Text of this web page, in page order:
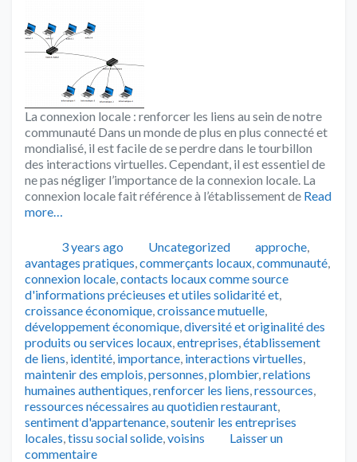
La connexion locale : renforcer les liens au sein de notre
communauté Dans un monde de plus en plus connecté et
mondialisé, il est facile de se perdre dans le tourbillon
des interactions virtuelles. Cependant, il est essentiel de
ne pas négliger l’importance de la connexion locale. La
connexion locale fait référence à l’établissement de Read
more…
Publié3 years ago Catégories
Uncategorized Tags
approche,
avantages pratiques,commerçants locaux,communauté,
connexion locale,contacts locaux comme source
d'informations précieuses et utiles solidarité et,
croissance économique,croissance mutuelle,
développement économique,diversité et originalité des
produits ou services locaux,entreprises,établissement
de liens, identité, importance, interactions virtuelles,
maintenir des emplois,personnes,plombier,relations
humaines authentiques,renforcer les liens,ressources,
ressources nécessaires au quotidien restaurant,
sentiment d'appartenance,soutenir les entreprises
locales,tissu social solide,voisins
Laisser un
commentaire